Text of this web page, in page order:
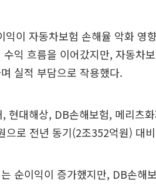
이 자동차보험 손해율 악화 영
익 흐름을 이어갔지만, 자동차
실적 부담으로 작용했다.
현대해상, DB손해보험, 메리츠
으로 전년 동기(2조352억원) 대
순이익이 증가했지만, DB손해